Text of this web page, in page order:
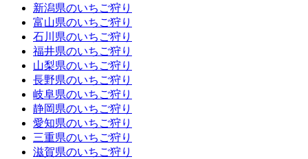
新潟県のいちご狩り
富山県のいちご狩り
石川県のいちご狩り
福井県のいちご狩り
山梨県のいちご狩り
長野県のいちご狩り
岐阜県のいちご狩り
静岡県のいちご狩り
愛知県のいちご狩り
三重県のいちご狩り
滋賀県のいちご狩り